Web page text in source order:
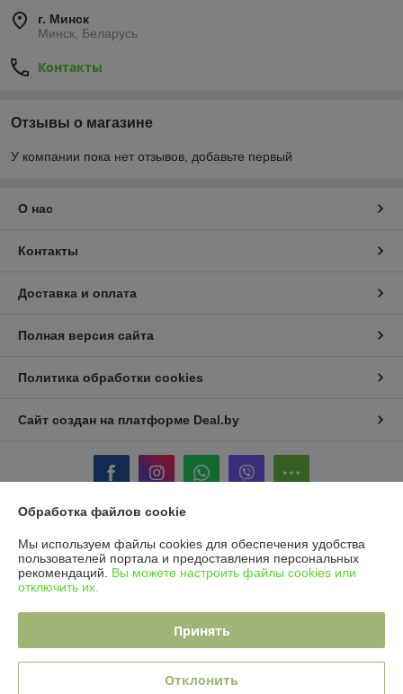
г. Минск
Минск, Беларусь
Контакты
Отзывы о магазине
У компании пока нет отзывов, добавьте первый
О нас
Контакты
Доставка и оплата
Полная версия сайта
Политика обработки cookies
Сайт создан на платформе Deal.by
Информация для покупателя
Юридическое лицо:OOO "Юнитад Промо"
220092, Республика Беларусь, г. Минск, ул. Берута, 3Б, пом. 2, к. 37/1
Регистрационный номер ЕГР: 193668438
Регистрационный орган: Минский горисполком
Обработка файлов cookie
Мы используем файлы cookies для обеспечения удобства
пользователей портала и предоставления персональных
рекомендаций. Вы можете настроить файлы cookies или
отключить их.
Принять
Отклонить